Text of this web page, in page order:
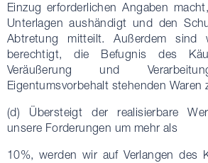
Einzug erforderlichen Angaben
Unterlagen aushändigt und den
Abtretung mitteilt. Außerdem sind
berechtigt, die Befugnis des
Veräußerung und
Eigentumsvorbehalt stehenden Waren
(d) Übersteigt der realisierbare
unsere Forderungen um mehr als
10%, werden wir auf Verlangen des